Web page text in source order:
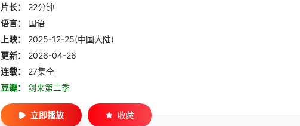
片长：
22分钟
语言：
国语
上映：
2025-12-25(中国大陆)
更新：
2026-04-26
连载：
27集全
豆瓣：
剑来第二季
立即播放 收藏